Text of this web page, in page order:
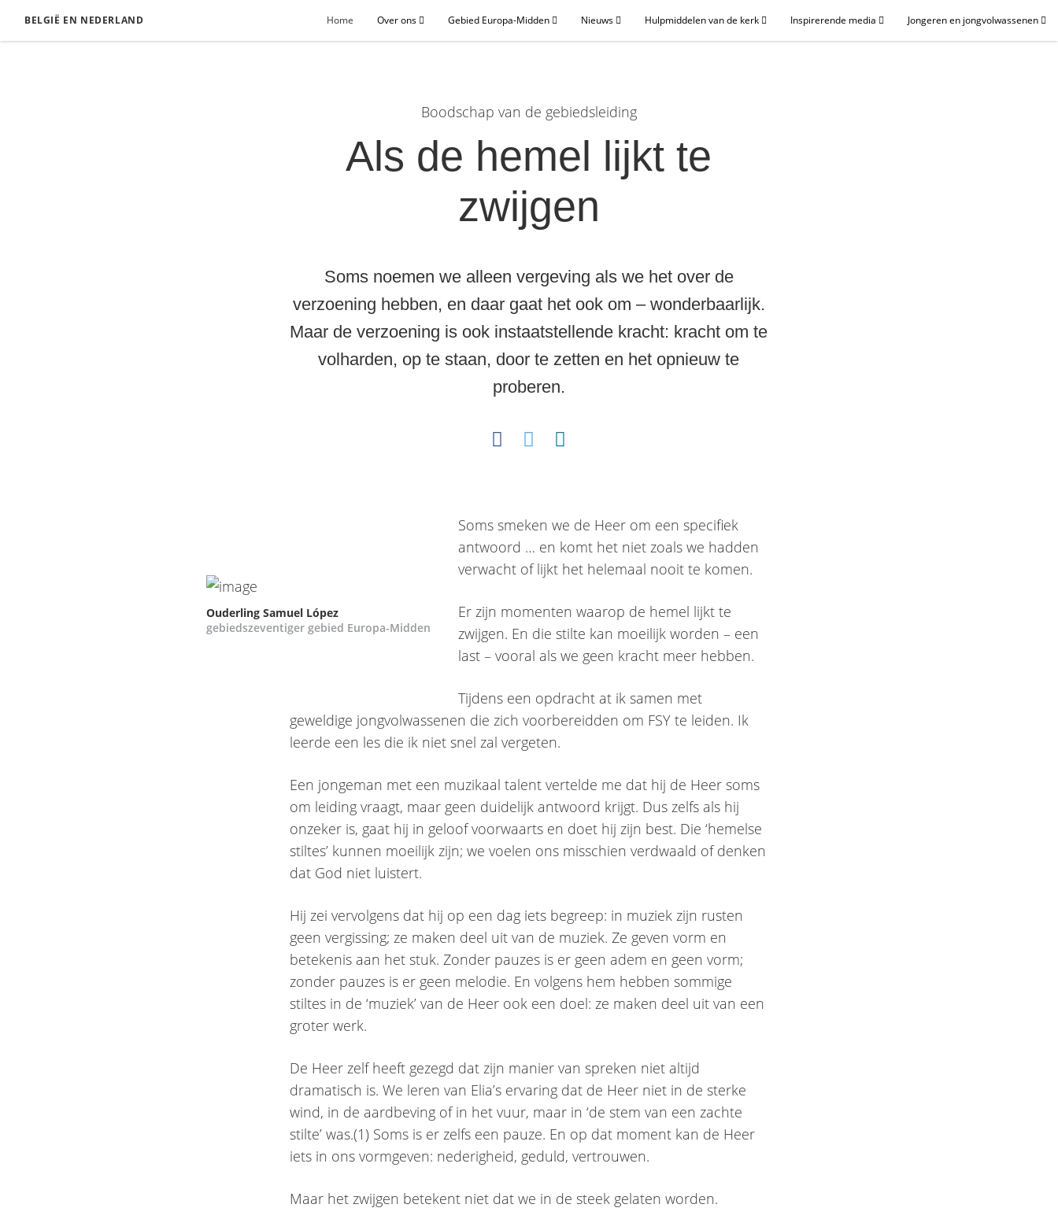
BELGIË EN NEDERLAND Home Over ons Gebied Europa-Midden Nieuws Hulpmiddelen van de kerk Inspirerende media Jongeren en jongvolwassenen
Boodschap van de gebiedsleiding
Als de hemel lijkt te
zwijgen
Soms noemen we alleen vergeving als we het over de
verzoening hebben, en daar gaat het ook om – wonderbaarlijk.
Maar de verzoening is ook instaatstellende kracht: kracht om te
volharden, op te staan, door te zetten en het opnieuw te
proberen.
Ouderling Samuel López
gebiedszeventiger gebied Europa-Midden
Soms smeken we de Heer om een specifiek
antwoord … en komt het niet zoals we hadden
verwacht of lijkt het helemaal nooit te komen.
Er zijn momenten waarop de hemel lijkt te
zwijgen. En die stilte kan moeilijk worden – een
last – vooral als we geen kracht meer hebben.
Tijdens een opdracht at ik samen met
geweldige jongvolwassenen die zich voorbereidden om FSY te leiden. Ik
leerde een les die ik niet snel zal vergeten.
Een jongeman met een muzikaal talent vertelde me dat hij de Heer soms
om leiding vraagt, maar geen duidelijk antwoord krijgt. Dus zelfs als hij
onzeker is, gaat hij in geloof voorwaarts en doet hij zijn best. Die ‘hemelse
stiltes’ kunnen moeilijk zijn; we voelen ons misschien verdwaald of denken
dat God niet luistert.
Hij zei vervolgens dat hij op een dag iets begreep: in muziek zijn rusten
geen vergissing; ze maken deel uit van de muziek. Ze geven vorm en
betekenis aan het stuk. Zonder pauzes is er geen adem en geen vorm;
zonder pauzes is er geen melodie. En volgens hem hebben sommige
stiltes in de ‘muziek’ van de Heer ook een doel: ze maken deel uit van een
groter werk.
De Heer zelf heeft gezegd dat zijn manier van spreken niet altijd
dramatisch is. We leren van Elia’s ervaring dat de Heer niet in de sterke
wind, in de aardbeving of in het vuur, maar in ‘de stem van een zachte
stilte’ was.(1) Soms is er zelfs een pauze. En op dat moment kan de Heer
iets in ons vormgeven: nederigheid, geduld, vertrouwen.
Maar het zwijgen betekent niet dat we in de steek gelaten worden.